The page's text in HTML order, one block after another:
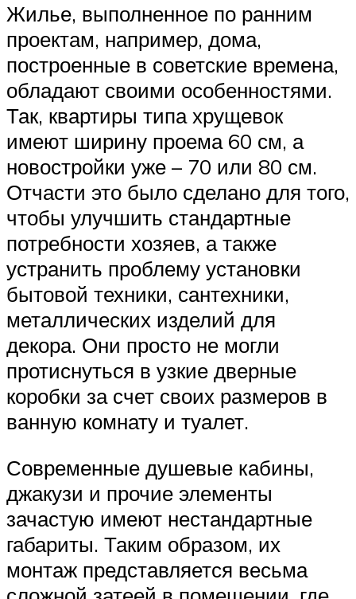
Жилье, выполненное по ранним
проектам, например, дома,
построенные в советские времена,
обладают своими особенностями.
Так, квартиры типа хрущевок
имеют ширину проема 60 см, а
новостройки уже – 70 или 80 см.
Отчасти это было сделано для того,
чтобы улучшить стандартные
потребности хозяев, а также
устранить проблему установки
бытовой техники, сантехники,
металлических изделий для
декора. Они просто не могли
протиснуться в узкие дверные
коробки за счет своих размеров в
ванную комнату и туалет.
Современные душевые кабины,
джакузи и прочие элементы
зачастую имеют нестандартные
габариты. Таким образом, их
монтаж представляется весьма